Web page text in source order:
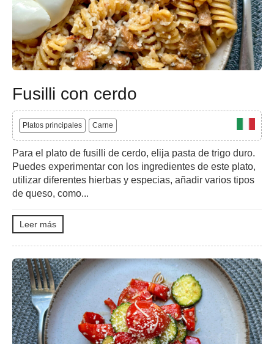
Fusilli con cerdo
Platos principales Carne
Para el plato de fusilli de cerdo, elija pasta de trigo duro.
Puedes experimentar con los ingredientes de este plato,
utilizar diferentes hierbas y especias, añadir varios tipos
de queso, como...
Leer más